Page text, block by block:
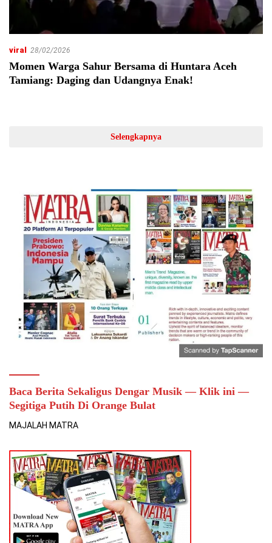
viral 28/02/2026
Momen Warga Sahur Bersama di Huntara Aceh
Tamiang: Daging dan Udangnya Enak!
Selengkapnya
Baca Berita Sekaligus Dengar Musik — Klik ini —
Segitiga Putih Di Orange Bulat
MAJALAH MATRA